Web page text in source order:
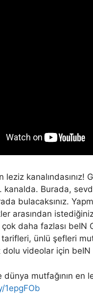
leziz kanalındasınız!
kanalda. Burada,
bulacaksınız.
arasından
daha fazlası beIN
ünlü şefleri
dolu videolar için beIN
dünya mutfağının
1epgFOb